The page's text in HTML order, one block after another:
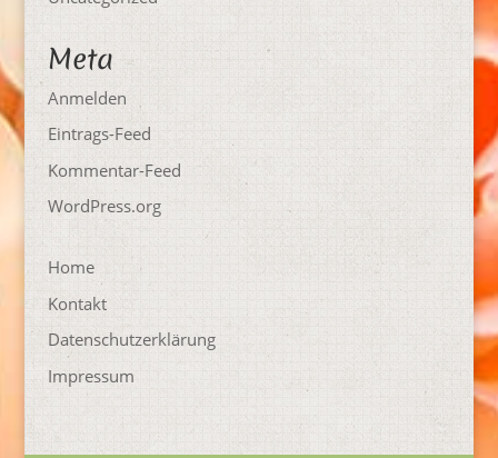
Meta
Anmelden
Eintrags-Feed
Kommentar-Feed
WordPress.org
Home
Kontakt
Datenschutzerklärung
Impressum